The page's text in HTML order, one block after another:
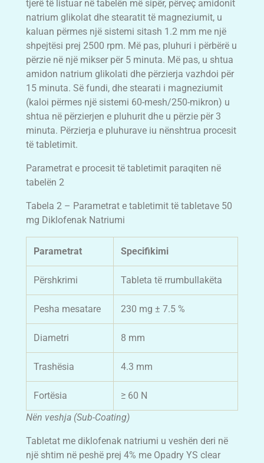
tjerë të listuar në tabelën më sipër, përveç amidonit
natrium glikolat dhe stearatit të magneziumit, u
kaluan përmes një sistemi sitash 1.2 mm me një
shpejtësi prej 2500 rpm. Më pas, pluhuri i përbërë u
përzie në një mikser për 5 minuta. Më pas, u shtua
amidon natrium glikolati dhe përzierja vazhdoi për
15 minuta. Së fundi, dhe stearati i magneziumit
(kaloi përmes një sistemi 60-mesh/250-mikron) u
shtua në përzierjen e pluhurit dhe u përzie për 3
minuta. Përzierja e pluhurave iu nënshtrua procesit
të tabletimit.
Parametrat e procesit të tabletimit paraqiten në
tabelën 2
Tabela 2 – Parametrat e tabletimit të tabletave 50
mg Diklofenak Natriumi
Parametrat Specifikimi
Përshkrimi Tableta të rrumbullakëta
Pesha mesatare 230 mg ± 7.5 %
Diametri 8 mm
Trashësia 4.3 mm
Fortësia
≥ 60 N
Nën veshja (Sub-Coating)
Tabletat me diklofenak natriumi u veshën deri në
një shtim në peshë prej 4% me Opadry YS clear